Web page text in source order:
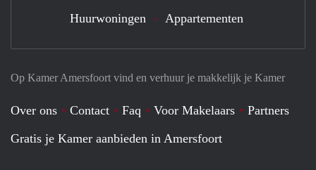
Op Kamer Amersfoort vind en verhuur je makkelijk je Kamer
Over ons Contact Faq Voor Makelaars
Partners
Gratis je Kamer aanbieden in Amersfoort
Huurwoningen Appartementen